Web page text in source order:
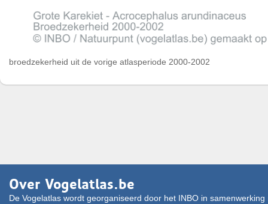
broedzekerheid uit de vorige atlasperiode 2000-2002
Over Vogelatlas.be
De Vogelatlas wordt georganiseerd door het INBO in